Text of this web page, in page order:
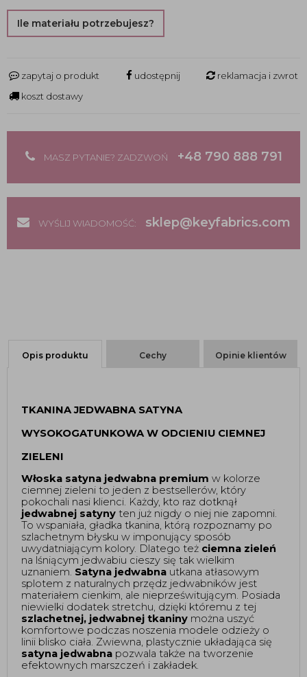
Ile materiału potrzebujesz?
zapytaj o produkt udostępnij
reklamacja i zwrot
koszt dostawy
MASZ PYTANIE? ZADZWOŃ +48 790 888 791
WYŚLIJ WIADOMOŚĆ: sklep@keyfabrics.com
Opis produktu Cechy Opinie klientów
TKANINA JEDWABNA SATYNA
WYSOKOGATUNKOWA W ODCIENIU CIEMNEJ
ZIELENI
Włoska satyna jedwabna premium w kolorze
ciemnej zieleni to jeden z bestsellerów, który
jedwabnej satyny ten już nigdy o niej nie zapomni.
To wspaniała, gładka tkanina, którą rozpoznamy po
szlachetnym błysku w imponujący sposób
uwydatniającym kolory. Dlatego też ciemna zieleń
na lśniącym jedwabiu cieszy się tak wielkim
uznaniem. Satyna jedwabna utkana atłasowym
splotem z naturalnych przędz jedwabników jest
materiałem cienkim, ale nieprześwitującym. Posiada
szlachetnej, jedwabnej tkaniny można uszyć
komfortowe podczas noszenia modele odzieży o
satyna jedwabna pozwala także na tworzenie
efektownych marszczeń i zakładek.